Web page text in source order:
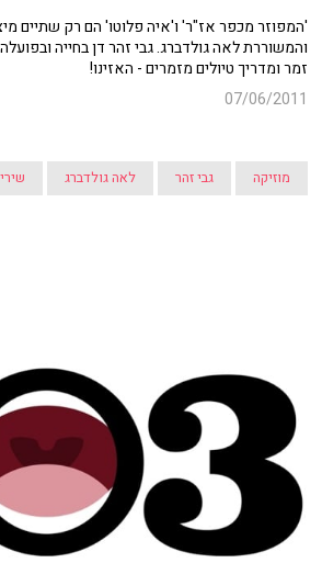
'המפוזר מכפר אז"ר' ו'איה פלוטו' הם רק שתיים
והמשוררת לאה גולדברג. גבי זהר דן בחייה
זמר ומדריך טיולים מזמרים - האזינו!
07/06/2011
מוזיקה גבי זהר לאה גולדברג